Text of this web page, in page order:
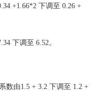
+1.66*2 下调至 0.26 +
下调至 6.52。
数由1.5 + 3.2 下调至 1.2 +